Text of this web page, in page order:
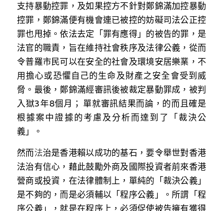
支持暴動控罪，及如果控方不針對鄭錦滿加控暴動
控罪，鄭錦滿便有機會連已被控的妨礙司法公正控
罪也甩掉。依法去定「罪有應得」的被告的罪，是
法官的職責，旨在維持社會秩序及法律公義，從而
令普羅市民可以在安全的社會及環境安居樂業，不
用擔心或恐懼自己的生命及財產之安全會受到威
脅。最後，鄭錦滿經審訊後被裁定暴動罪成，被判
入獄3年8個月； 單就審訊結果而論，的而且確是
根據案中證據的考慮及分析而達到了「裁決公
義」。
然而法治是香港賴以成功的基石，要令舉世對香港
法治有信心，藉此鼓勵外商及國際投資者前來香港
營商或投資，在法律體制上，單純的「裁決公義」
是不夠的，而是必須輔以「程序公義」。所謂「程
序公義」，就是在程序上，必須促使被告擁有獲得